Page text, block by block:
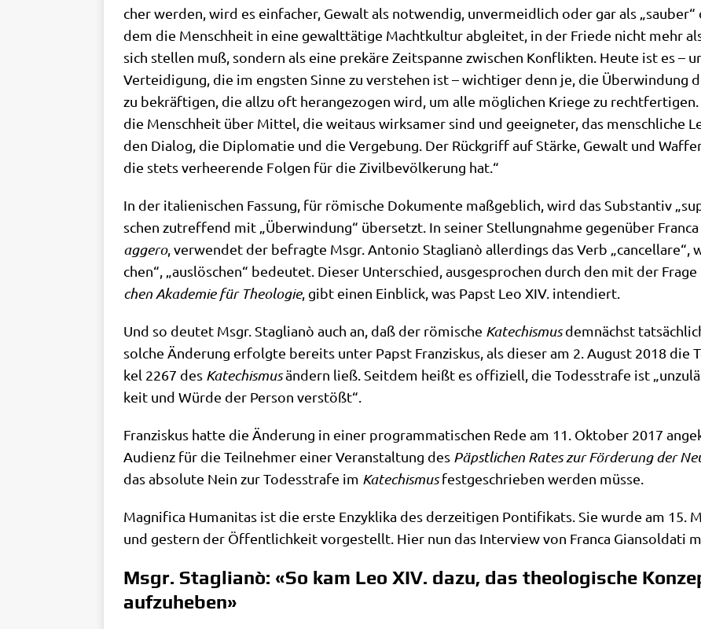
cher wer­den, wird es ein­fa­cher, Gewalt als not­wen­dig, unver­meid­lich oder gar als
dem die Mensch­heit in eine gewalt­tä­ti­ge Macht­kul­tur abglei­tet, in der Frie­de nicht mehr
sich stel­len muß, son­dern als eine pre­kä­re Zeit­span­ne zwi­schen Kon­flik­ten. Heu­te ist es –
Ver­tei­di­gung, die im eng­sten Sin­ne zu ver­ste­hen ist – wich­ti­ger denn je, die Über­win­dung
zu bekräf­ti­gen, die all­zu oft her­an­ge­zo­gen wird, um alle mög­li­chen Krie­ge zu
die Mensch­heit über Mit­tel, die weit­aus wirk­sa­mer sind und geeig­ne­ter, das mensch­li­che
den Dia­log, die Diplo­ma­tie und die Ver­ge­bung. Der Rück­griff auf Stär­ke, Gewalt und
die stets ver­hee­ren­de Fol­gen für die Zivil­be­völ­ke­rung hat.“
In der ita­lie­ni­schen Fas­sung, für römi­sche Doku­men­te maß­geb­lich, wird das Sub­stan­tiv
schen zutref­fend mit „Über­win­dung“ über­setzt. In sei­ner Stel­lung­nah­me gegen­über
ag­ge­ro, ver­wen­det der befrag­te Msgr. Anto­nio Sta­glianò aller­dings das Verb „can­cel­la­re“,
chen“, „aus­lö­schen“ bedeu­tet. Die­ser Unter­schied, aus­ge­spro­chen durch den mit der
chen Aka­de­mie für Theo­lo­gie, gibt einen Ein­blick, was Papst Leo XIV. intendiert.
Und so deu­tet Msgr. Sta­glianò auch an, daß der römi­sche Kate­chis­musdem­nächst
sol­che Ände­rung erfolg­te bereits unter Papst Fran­zis­kus, als die­ser am 2. August 2018 die
kel 2267 des Kate­chis­musändern ließ. Seit­dem heißt es offi­zi­ell, die Todes­stra­fe ist
keit und Wür­de der Per­son verstößt“.
Fran­zis­kus hat­te die Ände­rung in einer pro­gram­ma­ti­schen Rede am 11. Okto­ber 2017
Audi­enz für die Teil­neh­mer einer Ver­an­stal­tung des Päpst­li­chen Rates zur För­de­rung der
das abso­lu­te Nein zur Todes­stra­fe im Kate­chis­musfest­ge­schrie­ben wer­den müsse.
Magni­fi­ca Huma­ni­tas ist die erste Enzy­kli­ka des der­zei­ti­gen Pon­ti­fi­kats. Sie wur­de am 15.
und gestern der Öffent­lich­keit vor­ge­stellt. Hier nun das Inter­view von Fran­ca Gian­sol­da­ti
Msgr. Staglianò: «So kam Leo XIV. dazu, das theologische
aufzuheben»